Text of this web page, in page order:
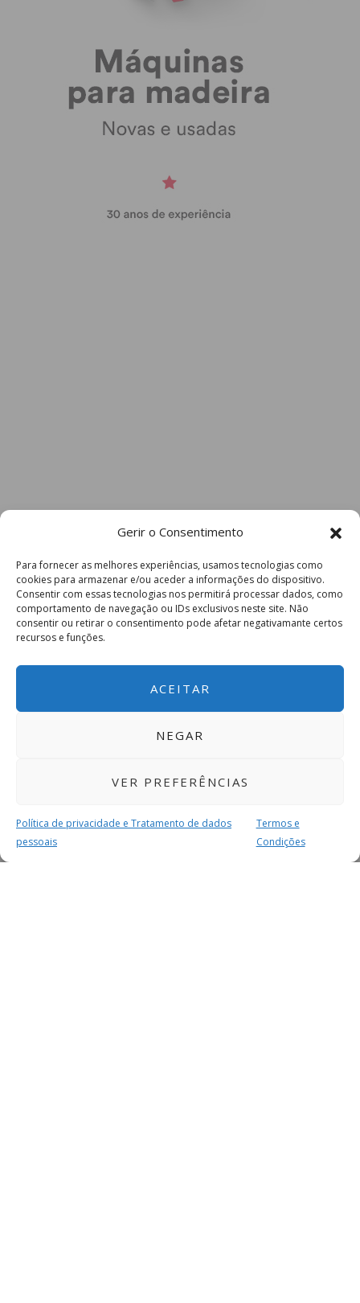
Gerir o Consentimento
Para fornecer as melhores experiências, usamos tecnologias como
cookies para armazenar e/ou aceder a informações do dispositivo.
Consentir com essas tecnologias nos permitirá processar dados, como
comportamento de navegação ou IDs exclusivos neste site. Não
consentir ou retirar o consentimento pode afetar negativamante certos
recursos e funções.
ACEITAR
NEGAR
VER PREFERÊNCIAS
Política de privacidade e Tratamento de dados
pessoais
Termos e
Condições